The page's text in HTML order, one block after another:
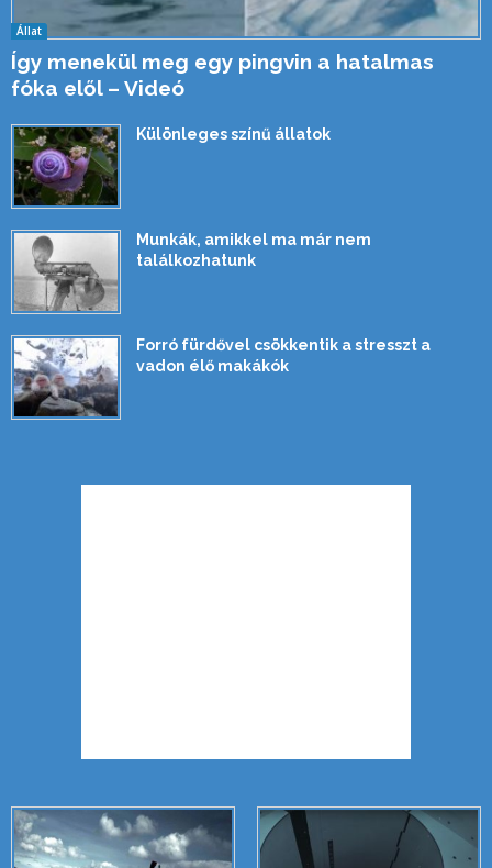
Állat
Így menekül meg egy pingvin a hatalmas
fóka elől – Videó
Különleges színű állatok
Munkák, amikkel ma már nem
találkozhatunk
Forró fürdővel csökkentik a stresszt a
vadon élő makákók